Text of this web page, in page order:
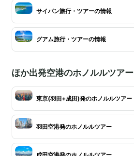
サイパン旅行・ツアーの情報
グアム旅行・ツアーの情報
ほか出発空港のホノルルツアー
東京(羽田+成田)発のホノルルツアー
羽田空港発のホノルルツアー